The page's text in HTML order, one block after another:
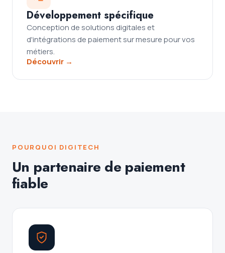
Développement spécifique
Conception de solutions digitales et
d'intégrations de paiement sur mesure pour vos
métiers.
Découvrir →
POURQUOI DIGITECH
Un partenaire de paiement
fiable